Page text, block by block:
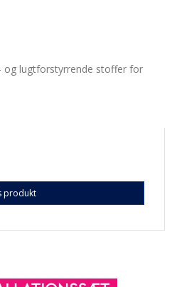
og lugtforstyrrende stoffer for
produkt